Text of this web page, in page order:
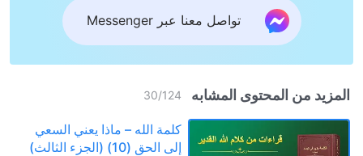
تواصل معنا عبر Messenger
المزيد من المحتوى المشابه 30/124
كلمة الله – ماذا يعني السعي
إلى الحق (10) (الجزء الثالث)